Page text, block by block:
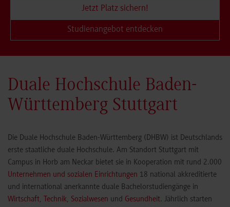
Jetzt Platz sichern!
Studienangebot entdecken
Duale Hochschule Baden-
Württemberg Stuttgart
Die Duale Hochschule Baden-Württemberg (DHBW) ist Deutschlands
erste staatliche duale Hochschule. Am Standort Stuttgart mit
Campus in Horb am Neckar bietet sie in Kooperation mit rund 2.000
Unternehmen und sozialen Einrichtungen 18 national akkreditierte
und international anerkannte duale Bachelorstudiengänge in
Wirtschaft, Technik, Sozialwesen und Gesundheit. Jährlich starten